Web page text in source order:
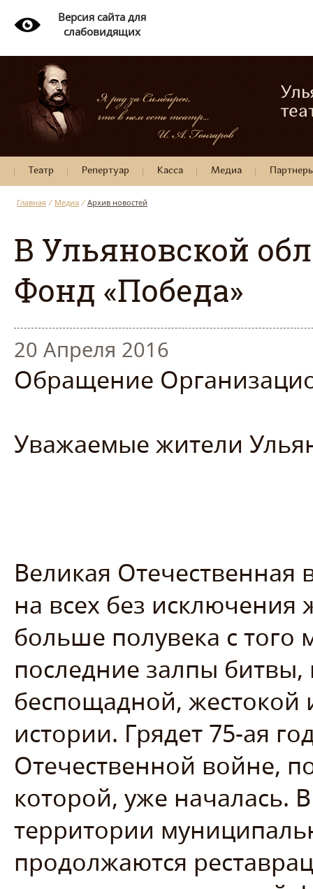
Версия сайта для
слабовидящих
Театр Репертуар Касса Медиа
Главная / Медиа / Архив новостей
В Ульяновской
Фонд «Победа»
20 Апреля 2016
Обращение
Уважаемые жители
Великая Отечественная
на всех без
больше полувека с того
последние залпы битвы,
беспощадной, жестокой
истории. Грядет 75-ая
Отечественной войне,
которой, уже началась.
территории
продолжаются